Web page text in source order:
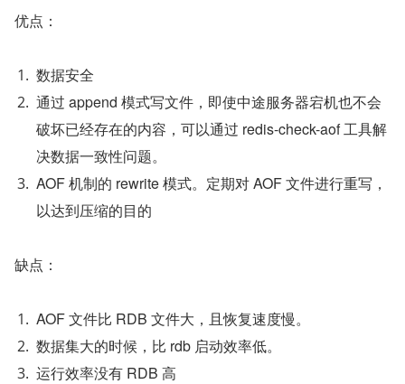
优点：
数据安全
通过 append 模式写文件，即使中途服务器宕机也不会
破坏已经存在的内容，可以通过 redis-check-aof 工具解
决数据一致性问题。
AOF 机制的 rewrite 模式。定期对 AOF 文件进行重写，
以达到压缩的目的
缺点：
AOF 文件比 RDB 文件大，且恢复速度慢。
数据集大的时候，比 rdb 启动效率低。
运行效率没有 RDB 高